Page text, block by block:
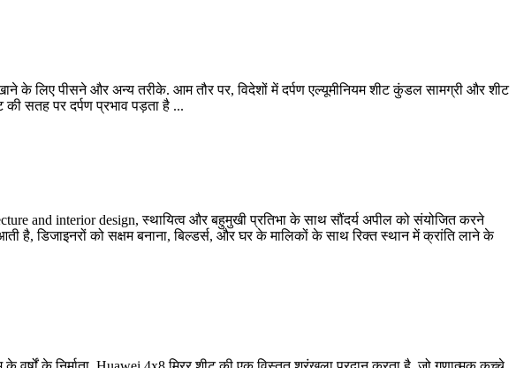
के लिए पीसने और अन्य तरीके. आम तौर पर, विदेशों में दर्पण एल्यूमीनियम शीट कुंडल सामग्री और शीट
की सतह पर दर्पण प्रभाव पड़ता है ...
and interior design, स्थायित्व और बहुमुखी प्रतिभा के साथ सौंदर्य अपील को संयोजित करने
है, डिजाइनरों को सक्षम बनाना, बिल्डर्स, और घर के मालिकों के साथ रिक्त स्थान में क्रांति लाने के